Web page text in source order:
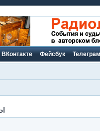
ВКонтакте Фейсбук